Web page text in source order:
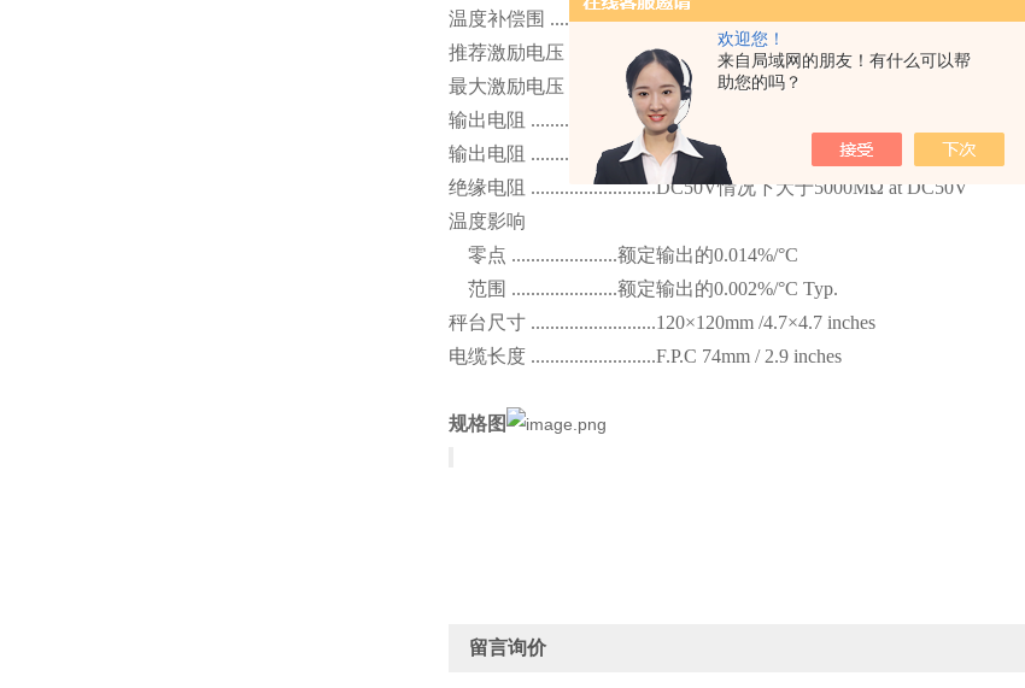
欢迎您！
来自局域网的朋友！有什么可以帮
助您的吗？
温度补偿围 ........................-5°C~+35°C/+23°F~+95°F
推荐激励电压 ......................12V
最大激励电压 ......................15V
输出电阻 ..........................约400Ω
输出电阻 ..........................350Ω±5Ω
绝缘电阻 ..........................DC50V情况下大于5000MΩ at DC50V
温度影响
零点 ......................额定输出的0.014%/°C
范围 ......................额定输出的0.002%/°C Typ.
秤台尺寸 ..........................120×120mm /4.7×4.7 inches
电缆长度 ..........................F.P.C 74mm / 2.9 inches
规格图
留言询价